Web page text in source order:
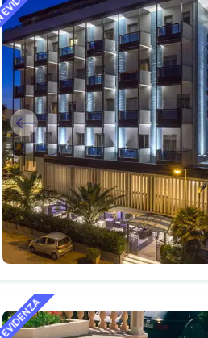
Guarda tutte le foto